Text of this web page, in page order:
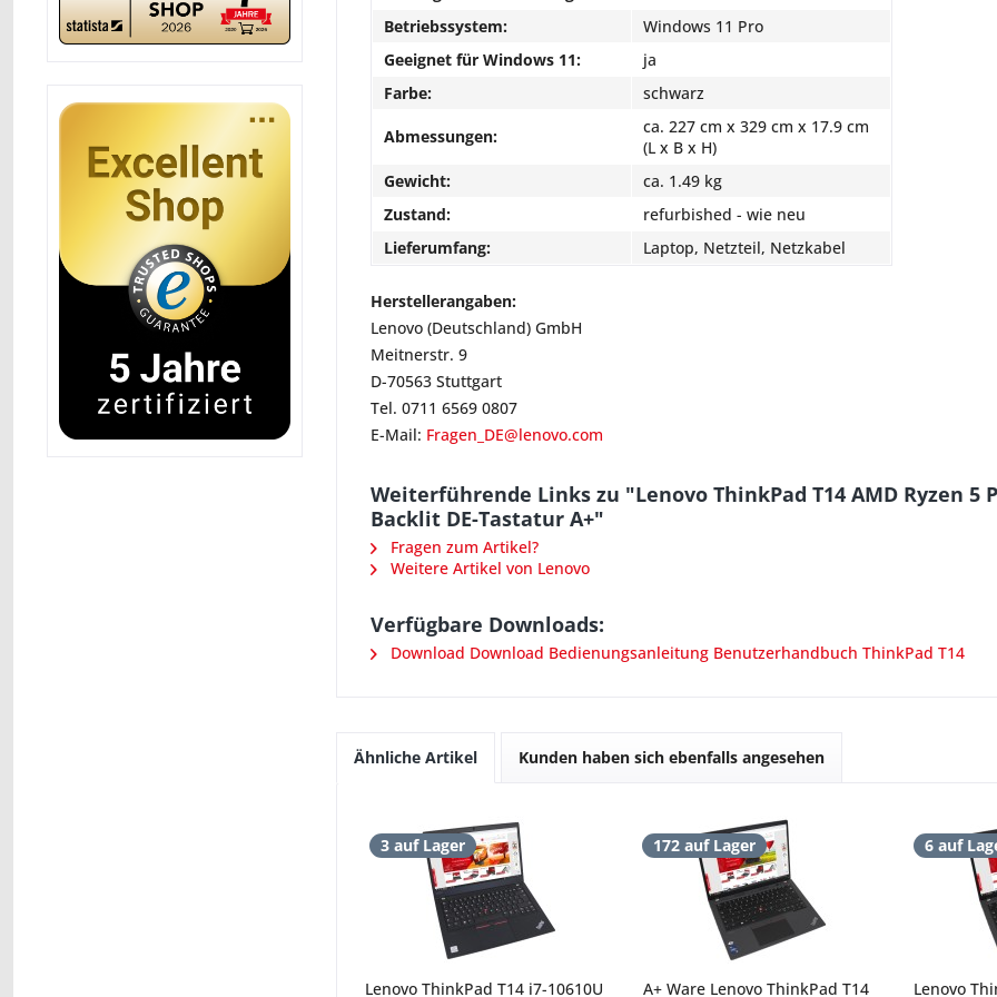
Betriebssystem:
Windows 11 Pro
Geeignet für Windows 11:
ja
Farbe:
schwarz
Abmessungen:
ca. 227 cm x 329 cm x 17.9 cm
(L x B x H)
Gewicht:
ca. 1.49 kg
Zustand:
refurbished - wie neu
Lieferumfang:
Laptop, Netzteil, Netzkabel
Herstellerangaben:
Lenovo (Deutschland) GmbH
Meitnerstr. 9
D-70563 Stuttgart
Tel. 0711 6569 0807
E-Mail: Fragen_DE@lenovo.com
Weiterführende Links zu "Lenovo ThinkPad T14 AMD Ryzen 5
Backlit DE-Tastatur A+"
Fragen zum Artikel?
Weitere Artikel von Lenovo
Verfügbare Downloads:
Download Download Bedienungsanleitung Benutzerhandbuch ThinkPad T14
Ähnliche Artikel Kunden haben sich ebenfalls angesehen
3 auf Lager
Lenovo ThinkPad T14 i7-10610U
172 auf Lager
A+ Ware Lenovo ThinkPad T14
6 auf
Lenovo